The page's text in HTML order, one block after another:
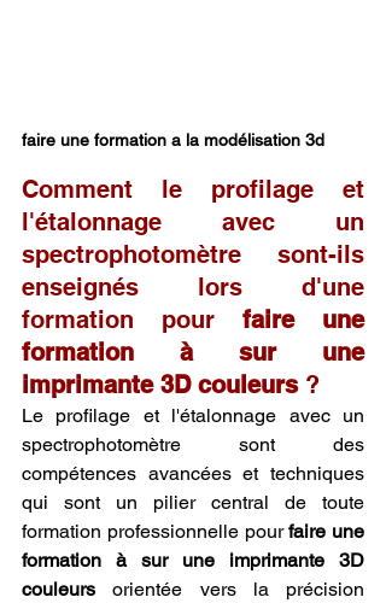
faire une formation a la modélisation 3d
Comment le profilage et
l'étalonnage avec un
spectrophotomètre sont-ils
enseignés lors d'une
formation pour faire une
formation à sur une
imprimante 3D couleurs ?
Le profilage et l'étalonnage avec un
spectrophotomètre sont des
compétences avancées et techniques
qui sont un pilier central de toute
formation professionnelle pour faire une
formation à sur une imprimante 3D
couleurs orientée vers la précision